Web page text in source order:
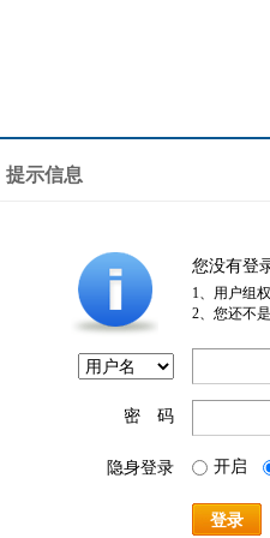
提示信息
您没有登
1、用户组
2、您还不
密 码
隐身登录 开启
登录